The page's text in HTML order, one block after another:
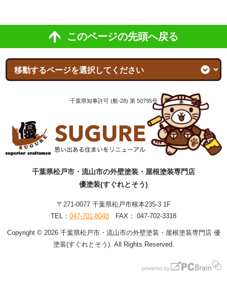
このページの先頭へ戻る
千葉県知事許可 (般-28) 第 50795号
千葉県松戸市・流山市の外壁塗装・屋根塗装専門店
優塗装(すぐれとそう)
〒271-0077 千葉県松戸市根本235-3 1F
TEL： 047-701-8048 FAX： 047-702-3318
Copyright © 2026 千葉県松戸市・流山市の外壁塗装・屋根塗装専門店 優
塗装(すぐれとそう). All Rights Reserved.